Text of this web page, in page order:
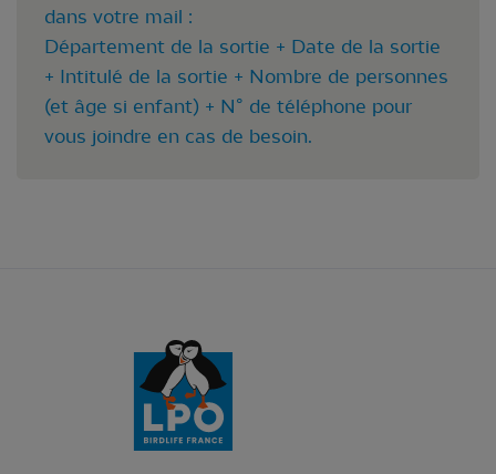
dans votre mail :
Département de la sortie + Date de la sortie
+ Intitulé de la sortie + Nombre de personnes
(et âge si enfant) + N° de téléphone pour
vous joindre en cas de besoin.